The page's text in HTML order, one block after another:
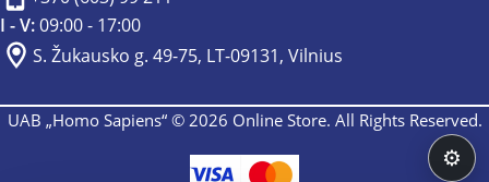
I - V:09:00 - 17:00
S. Žukausko g. 49-75, LT-09131, Vilnius
UAB „Homo Sapiens“ © 2026 Online Store. All Rights Reserved.
⚙